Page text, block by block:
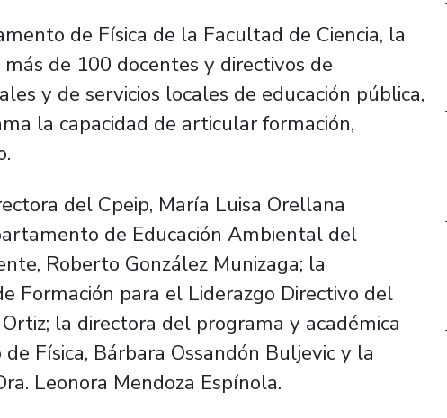
de Física de la Facultad de Ciencia, la
de 100 docentes y directivos de
y de servicios locales de educación pública,
la capacidad de articular formación,
del Cpeip, María Luisa Orellana
de Educación Ambiental del
Roberto González Munizaga; la
Formación para el Liderazgo Directivo del
la directora del programa y académica
Física, Bárbara Ossandón Buljevic y la
Leonora Mendoza Espínola.